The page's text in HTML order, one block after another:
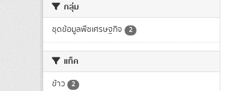
กลุ่ม
ชุดข้อมูลพืชเศรษฐกิจ 2
แท็ค
ข้าว 2